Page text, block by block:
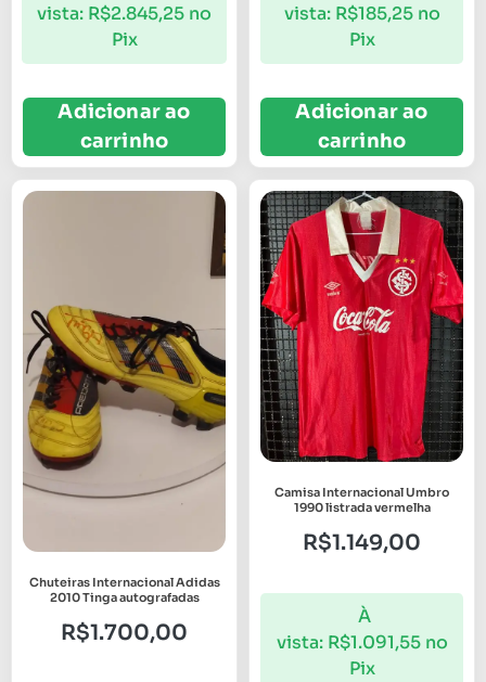
vista: R$2.845,25 no
Pix
Adicionar ao
carrinho
vista: R$185,25 no
Pix
Adicionar ao
carrinho
Chuteiras Internacional Adidas
2010 Tinga autografadas
R$1.700,00
Camisa Internacional Umbro
1990 listrada vermelha
R$1.149,00
À
vista: R$1.091,55 no
Pix